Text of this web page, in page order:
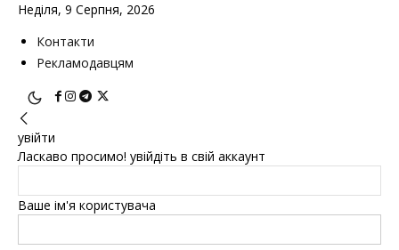
Неділя, 9 Серпня, 2026
Контакти
Рекламодавцям
увійти
Ласкаво просимо! увійдіть в свій аккаунт
Ваше ім'я користувача